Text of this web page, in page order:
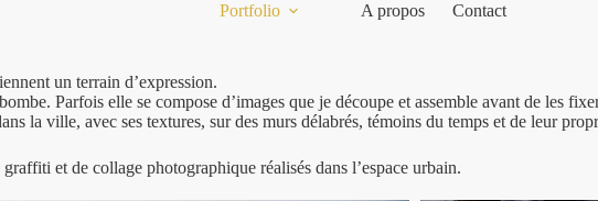
Portfolio A propos
Contact
un terrain d’expression.
Parfois elle se compose d’images que je découpe et assemble avant de les
la ville, avec ses textures, sur des murs délabrés, témoins du temps et de leur
et de collage photographique réalisés dans l’espace urbain.